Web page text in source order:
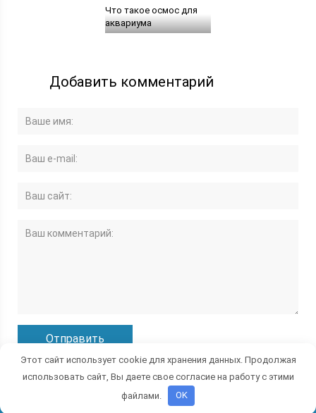
Что такое осмос для
аквариума
Добавить комментарий
© 2026 Все права защищены.Политика конфиденциальности
Этот сайт использует cookie для хранения данных. Продолжая
использовать сайт, Вы даете свое согласие на работу с этими
файлами.
OK